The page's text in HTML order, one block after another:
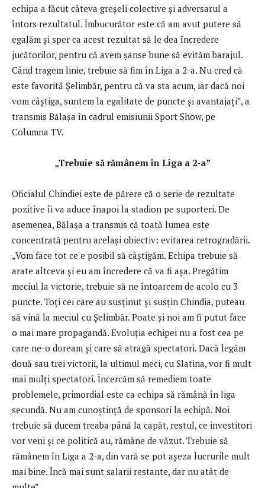
echipa a făcut câteva greşeli colective şi adversarul a
întors rezultatul. Îmbucurător este că am avut putere să
egalăm şi sper ca acest rezultat să le dea încredere
jucătorilor, pentru că avem şanse bune să evităm barajul.
Când tragem linie, trebuie să fim în Liga a 2-a. Nu cred că
este favorită Şelimbăr, pentru că va sta acum, iar dacă noi
vom câştiga, suntem la egalitate de puncte şi avantajaţi”, a
transmis Bălaşa în cadrul emisiunii Sport Show, pe
Columna TV.
„Trebuie să rămânem în Liga a 2-a”
Oficialul Chindiei este de părere că o serie de rezultate
pozitive îi va aduce înapoi la stadion pe suporteri. De
asemenea, Bălaşa a transmis că toată lumea este
concentrată pentru acelaşi obiectiv: evitarea retrogradării.
„Vom face tot ce e posibil să câştigăm. Echipa trebuie să
arate altceva şi eu am încredere că va fi aşa. Pregătim
meciul la victorie, trebuie să ne întoarcem de acolo cu 3
puncte. Toţi cei care au susţinut şi susţin Chindia, puteau
să vină la meciul cu Şelimbăr. Poate şi noi am fi putut face
o mai mare propagandă. Evoluţia echipei nu a fost cea pe
care ne-o doream şi care să atragă spectatori. Dacă legăm
două sau trei victorii, la ultimul meci, cu Slatina, vor fi mult
mai mulţi spectatori. Încercăm să remediem toate
problemele, primordial este ca echipa să rămână în liga
secundă. Nu am cunoştinţă de sponsori la echipă. Noi
trebuie să ducem treaba până la capăt, restul, ce investitori
vor veni şi ce politică au, rămâne de văzut. Trebuie să
rămânem în Liga a 2-a, din vară se pot aşeza lucrurile mult
mai bine. Încă mai sunt salarii restante, dar nu atât de